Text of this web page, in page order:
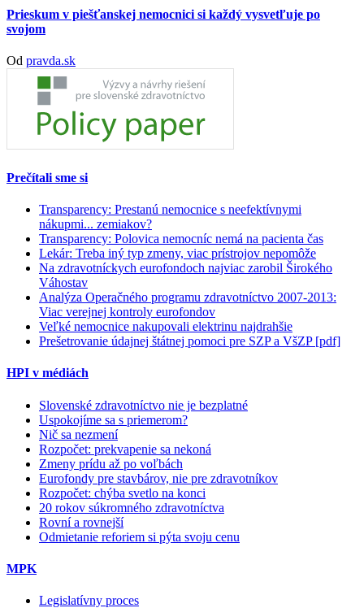
Prieskum v piešťanskej nemocnici si každý vysvetľuje po
svojom
Od pravda.sk
Prečítali sme si
Transparency: Prestanú nemocnice s neefektívnymi
nákupmi... zemiakov?
Transparency: Polovica nemocníc nemá na pacienta čas
Lekár: Treba iný typ zmeny, viac prístrojov nepomôže
Na zdravotníckych eurofondoch najviac zarobil Širokého
Váhostav
Analýza Operačného programu zdravotníctvo 2007-2013:
Viac verejnej kontroly eurofondov
Veľké nemocnice nakupovali elektrinu najdrahšie
Prešetrovanie údajnej štátnej pomoci pre SZP a VšZP [pdf]
HPI v médiách
Slovenské zdravotníctvo nie je bezplatné
Uspokojíme sa s priemerom?
Nič sa nezmení
Rozpočet: prekvapenie sa nekoná
Zmeny prídu až po voľbách
Eurofondy pre stavbárov, nie pre zdravotníkov
Rozpočet: chýba svetlo na konci
20 rokov súkromného zdravotníctva
Rovní a rovnejší
Odmietanie reforiem si pýta svoju cenu
MPK
Legislatívny proces